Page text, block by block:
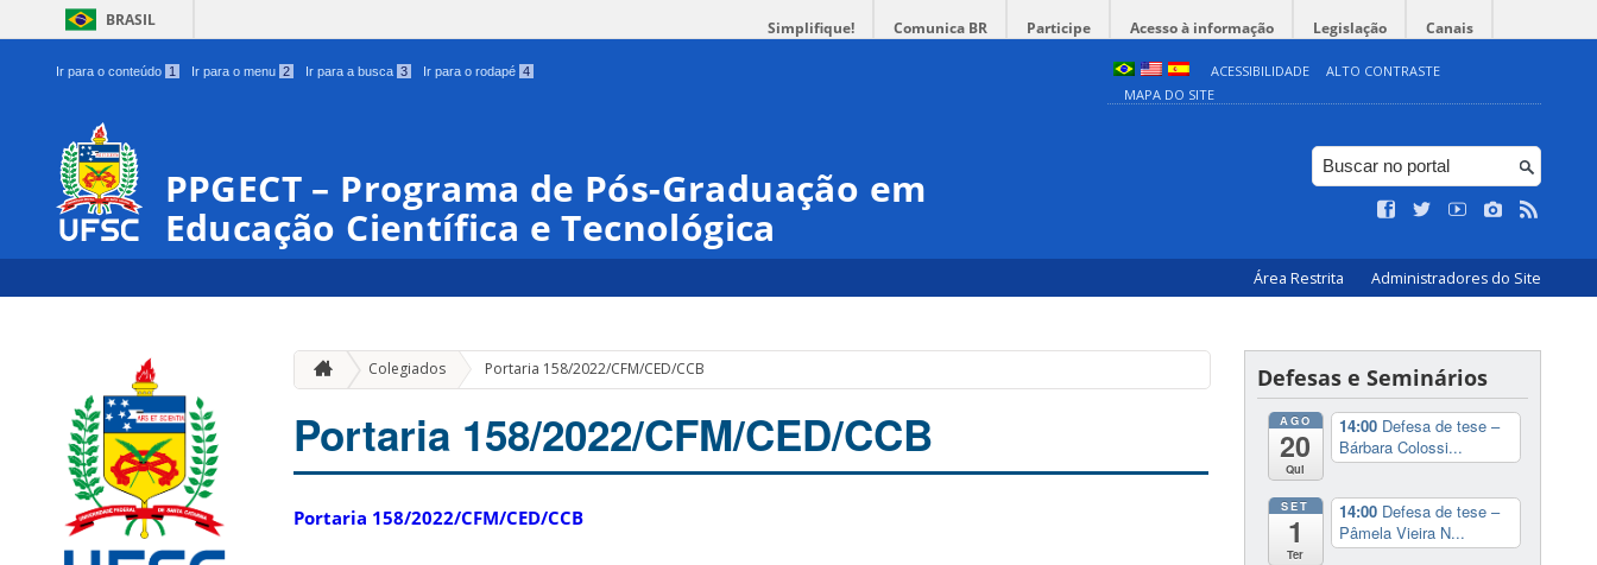
BRASIL Simplifique! Comunica BR Participe Acesso à informação Legislação Canais
Ir para o conteúdo 1 Ir para o menu 2 Ir para a busca 3 Ir para o rodapé 4 ACESSIBILIDADE
ALTO CONTRASTE
MAPA DO SITE
PPGECT – Programa de Pós-Graduação em
Educação Científica e Tecnológica
Área Restrita Administradores do Site
Colegiados Portaria 158/2022/CFM/CED/CCB
Portaria 158/2022/CFM/CED/CCB
Portaria 158/2022/CFM/CED/CCB
Defesas e Seminários
AGO
20
Qui
14:00 Defesa de tese –
Bárbara Colossi...
SET
1
Ter
14:00 Defesa de tese –
Pâmela Vieira N...